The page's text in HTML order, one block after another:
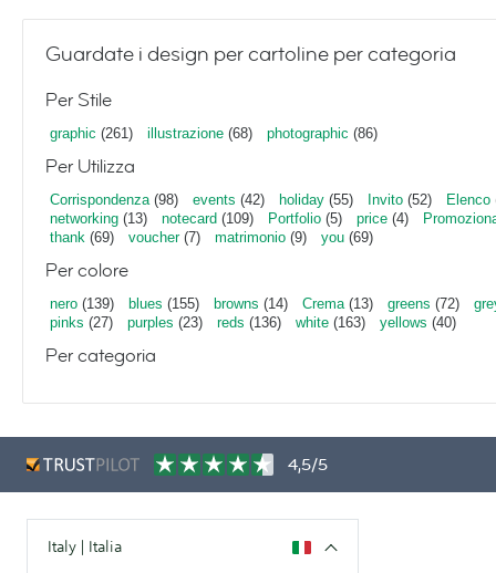
Guardate i design per cartoline per categoria
Per Stile
graphic (261) illustrazione (68) photographic (86)
Per Utilizza
Corrispondenza(98) events (42) holiday (55) Invito (52) Elenco
networking (13) notecard (109) Portfolio (5) price (4)
thank (69) voucher(7) matrimonio (9) you (69)
Per colore
nero (139) blues (155) browns (14) Crema(13) greens (72)
pinks (27) purples (23) reds (136) white (163) yellows (40)
Per categoria
4,5/5
Italy | Italia